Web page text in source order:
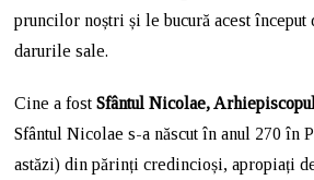
pruncilor noștri și le bucură acest început
darurile sale.
Cine a fostSfântul Nicolae,
Sfântul Nicolae s-a născut în anul 270 în
astăzi) din părinți credincioși, apropiați